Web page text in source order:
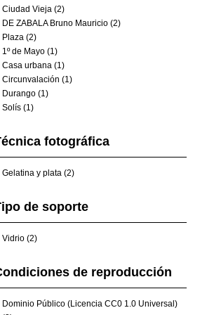
Ciudad Vieja (2)
DE ZABALA Bruno Mauricio (2)
Plaza (2)
1º de Mayo (1)
Casa urbana (1)
Circunvalación (1)
Durango (1)
Solís (1)
fotográfica
Gelatina y plata (2)
de soporte
Vidrio (2)
de reproducción
Dominio Público (Licencia CC0 1.0 Universal)